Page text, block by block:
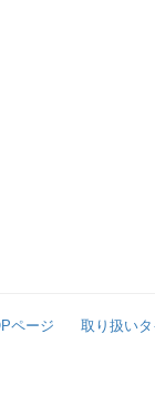
ページ 取り扱い